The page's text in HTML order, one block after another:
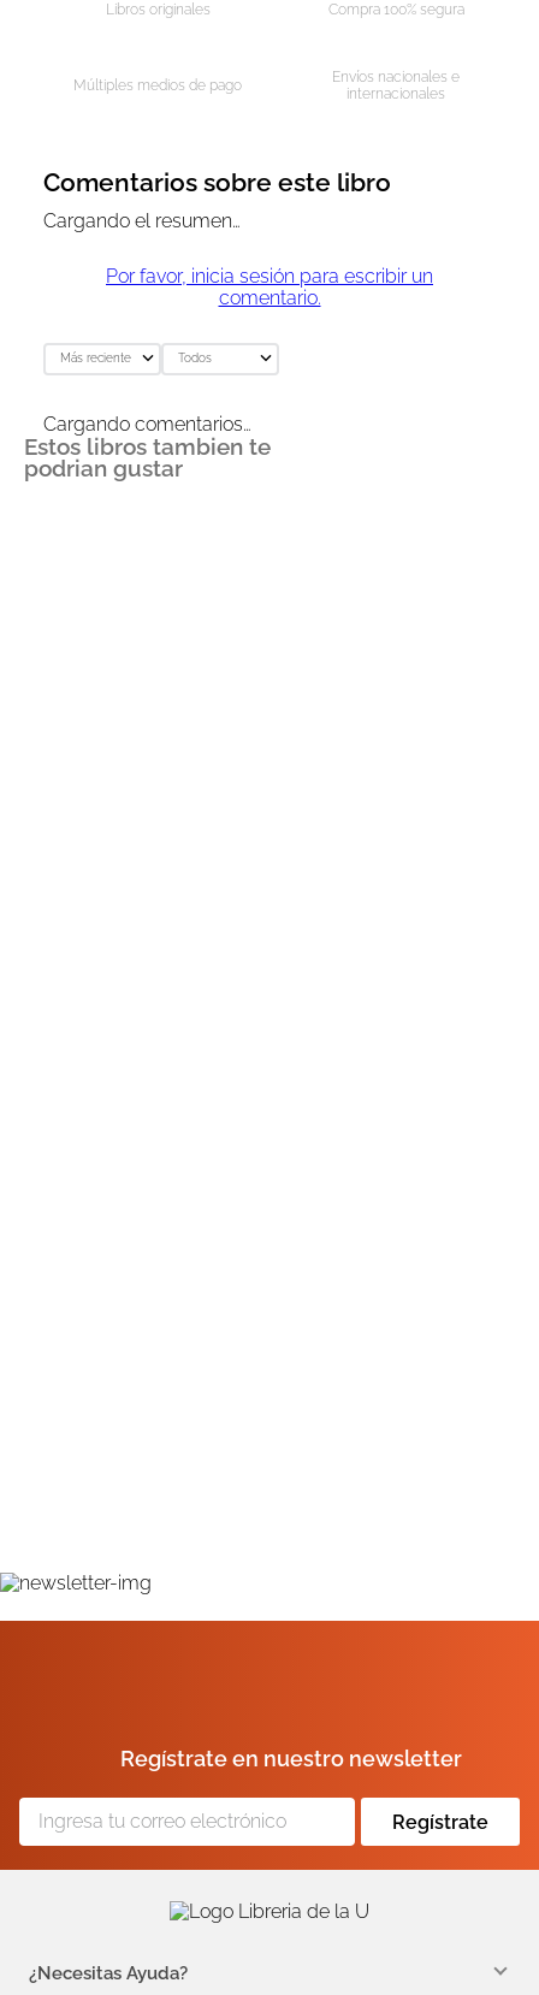
Libros originales Compra 100% segura
Múltiples medios de pago
Envíos nacionales e
internacionales
Comentarios sobre este libro
Cargando el resumen…
Por favor, inicia sesión para escribir un
comentario.
Más reciente Todos
Cargando comentarios…
Estos libros tambien te
podrian gustar
Regístrate en nuestro newsletter
Regístrate
¿Necesitas Ayuda?